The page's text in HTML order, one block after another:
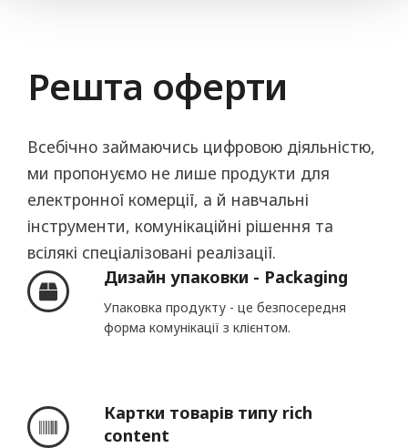
Решта оферти
Всебічно займаючись цифровою діяльністю,
ми пропонуємо не лише продукти для
електронної комерції, а й навчальні
інструменти, комунікаційні рішення та
всілякі спеціалізовані реалізації.
Дизайн упаковки - Packaging
Упаковка продукту - це безпосередня
форма комунікації з клієнтом.
Картки товарів типу rich
content